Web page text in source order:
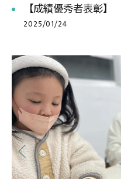
【成績優秀者表彰】
2025/01/24